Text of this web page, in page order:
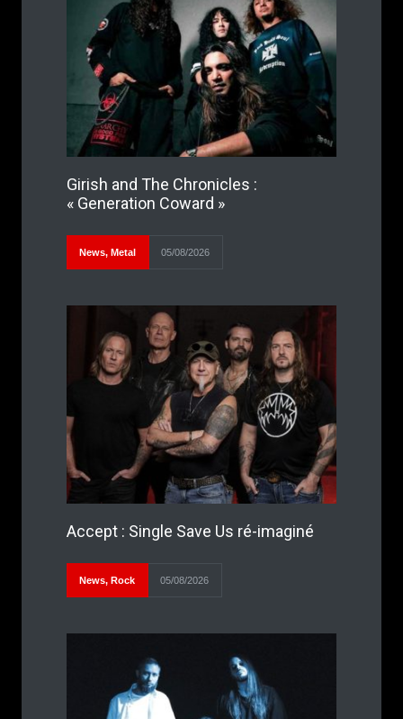
Girish and The Chronicles :
« Generation Coward »
News, Metal 05/08/2026
Accept : Single Save Us ré-imaginé
News, Rock 05/08/2026